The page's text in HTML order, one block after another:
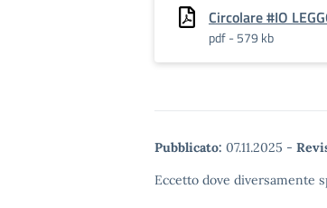
Circolare #IO
pdf - 579 kb
Pubblicato: 07.11.2025 -
Eccetto dove diversamente